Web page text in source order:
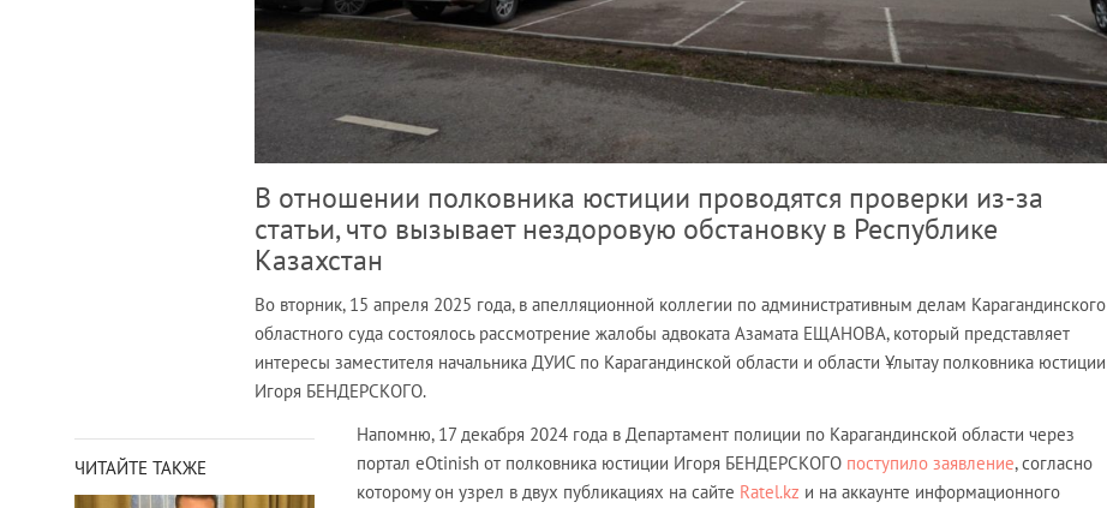
В отношении полковника юстиции проводятся проверки из-за
статьи, что вызывает нездоровую обстановку в Республике
Казахстан
Во вторник, 15 апреля 2025 года, в апелляционной коллегии по административным делам Карагандинского
областного суда состоялось рассмотрение жалобы адвоката Азамата ЕЩАНОВА, который представляет
интересы заместителя начальника ДУИС по Карагандинской области и области Ұлытау полковника юстиции
Игоря БЕНДЕРСКОГО.
ЧИТАЙТЕ ТАКЖЕ
Напомню, 17 декабря 2024 года в Департамент полиции по Карагандинской области через
портал eOtinish от полковника юстиции Игоря БЕНДЕРСКОГО поступило заявление, согласно
которому он узрел в двух публикациях на сайте Ratel.kz и на аккаунте информационного